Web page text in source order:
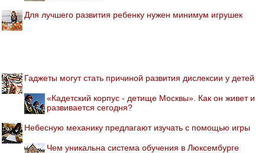
Для лучшего развития ребенку нужен минимум игрушек
Гаджеты могут стать причиной развития дислексии у детей
«Кадетский корпус - детище Москвы». Как он живет и
развивается сегодня?
Небесную механику предлагают изучать с помощью игры
Чем уникальна система обучения в Люксембурге